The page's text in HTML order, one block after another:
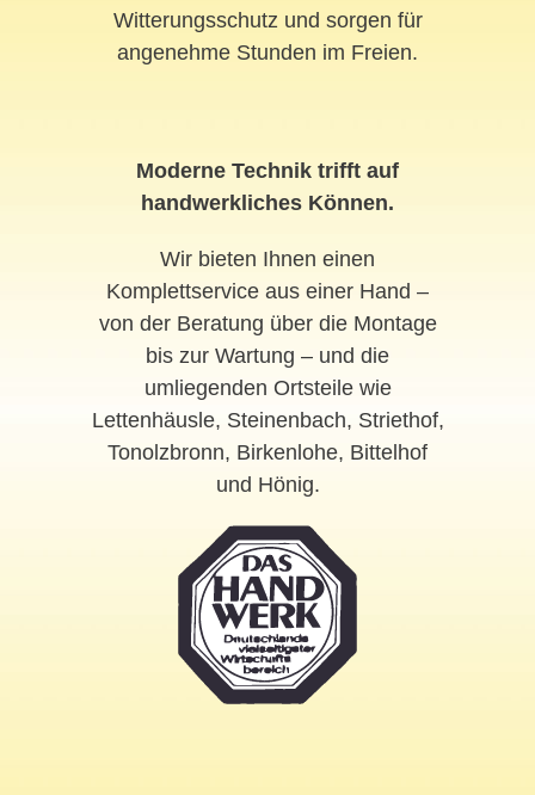
Witterungsschutz und sorgen für
angenehme Stunden im Freien.
Moderne Technik trifft auf
handwerkliches Können.
Wir bieten Ihnen einen
Komplettservice aus einer Hand –
von der Beratung über die Montage
bis zur Wartung – und die
umliegenden Ortsteile wie
Lettenhäusle, Steinenbach, Striethof,
Tonolzbronn, Birkenlohe, Bittelhof
und Hönig.